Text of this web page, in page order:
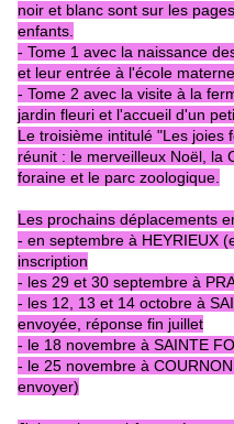
noir et blanc sont sur les
enfants.
- Tome 1 avec la naissance
et leur entrée à l'école
- Tome 2 avec la visite à la
jardin fleuri et l'accueil d'un
Le troisième intitulé "Les joies
réunit : le merveilleux Noël, la
foraine et le parc zoologique.
Les prochains déplacements
- en septembre à HEYRIEUX
inscription
- les 29 et 30 septembre à
- les 12, 13 et 14 octobre à
envoyée, réponse fin juillet
- le 18 novembre à SAINTE
- le 25 novembre à
envoyer)